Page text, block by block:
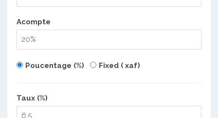
Acompte
Poucentage (%) Fixed ( xaf)
Taux (%)